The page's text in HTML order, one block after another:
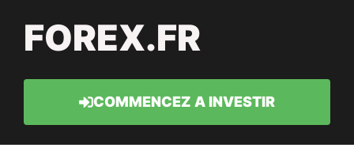
FOREX.FR
COMMENCEZ A INVESTIR